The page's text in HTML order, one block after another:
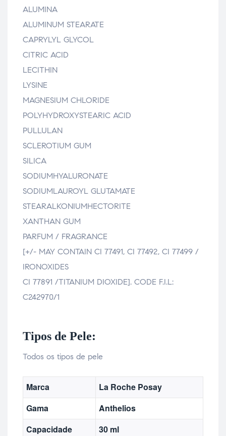
ALUMINA
ALUMINUM STEARATE
CAPRYLYL GLYCOL
CITRIC ACID
LECITHIN
LYSINE
MAGNESIUM CHLORIDE
POLYHYDROXYSTEARIC ACID
PULLULAN
SCLEROTIUM GUM
SILICA
SODIUMHYALURONATE
SODIUMLAUROYL GLUTAMATE
STEARALKONIUMHECTORITE
XANTHAN GUM
PARFUM / FRAGRANCE
[+/- MAY CONTAIN CI 77491, CI 77492, CI 77499 /
IRONOXIDES
CI 77891 /TITANIUM DIOXIDE]. CODE F.I.L:
C242970/1
Tipos de Pele:
Todos os tipos de pele
Marca
La Roche Posay
Gama
Anthelios
Capacidade
30 ml